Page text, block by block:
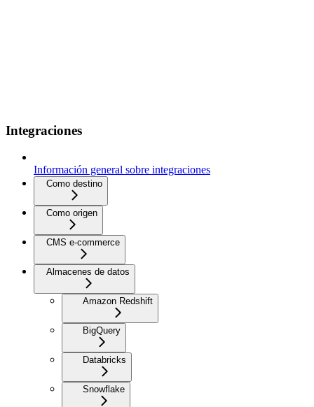
Integraciones
Información general sobre integraciones
Como destino
Como origen
CMS e-commerce
Almacenes de datos
Amazon Redshift
BigQuery
Databricks
Snowflake